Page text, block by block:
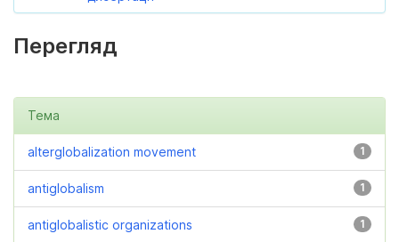
Перегляд
Тема
1
alterglobalization movement
1
antiglobalism
1
antiglobalistic organizations